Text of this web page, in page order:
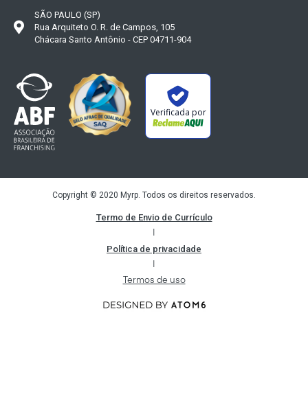
SÃO PAULO (SP)
Rua Arquiteto O. R. de Campos, 105
Chácara Santo Antônio - CEP 04711-904
Verificada por
Copyright © 2020 Myrp. Todos os direitos reservados.
Termo de Envio de Currículo
Política de privacidade
Termos de uso